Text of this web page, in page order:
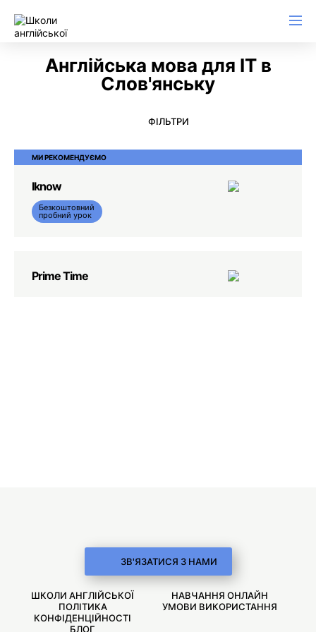
Англійська мова для IT в
Слов'янську
ФІЛЬТРИ
МИ РЕКОМЕНДУЄМО
Iknow
Безкоштовний
пробний урок
Prime Time
ЗВ'ЯЗАТИСЯ З НАМИ
ШКОЛИ АНГЛІЙСЬКОЇ
НАВЧАННЯ ОНЛАЙН
ПОЛІТИКА
КОНФІДЕНЦІЙНОСТІ
УМОВИ ВИКОРИСТАННЯ
БЛОГ